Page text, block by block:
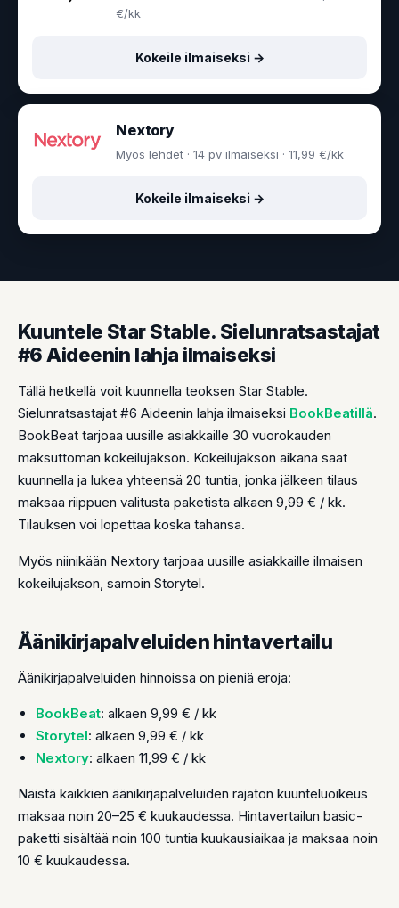
€/kk
Kokeile ilmaiseksi →
Nextory
Myös lehdet · 14 pv ilmaiseksi · 11,99 €/kk
Kokeile ilmaiseksi →
Kuuntele Star Stable. Sielunratsastajat
#6 Aideenin lahja ilmaiseksi
Tällä hetkellä voit kuunnella teoksen Star Stable.
Sielunratsastajat #6 Aideenin lahja ilmaiseksi BookBeatillä.
BookBeat tarjoaa uusille asiakkaille 30 vuorokauden
maksuttoman kokeilujakson. Kokeilujakson aikana saat
kuunnella ja lukea yhteensä 20 tuntia, jonka jälkeen tilaus
maksaa riippuen valitusta paketista alkaen 9,99 € / kk.
Tilauksen voi lopettaa koska tahansa.
Myös niinikään Nextory tarjoaa uusille asiakkaille ilmaisen
kokeilujakson, samoin Storytel.
Äänikirjapalveluiden hintavertailu
Äänikirjapalveluiden hinnoissa on pieniä eroja:
BookBeat: alkaen 9,99 € / kk
Storytel: alkaen 9,99 € / kk
Nextory: alkaen 11,99 € / kk
Näistä kaikkien äänikirjapalveluiden rajaton kuunteluoikeus
maksaa noin 20–25 € kuukaudessa. Hintavertailun basic-
paketti sisältää noin 100 tuntia kuukausiaikaa ja maksaa noin
10 € kuukaudessa.